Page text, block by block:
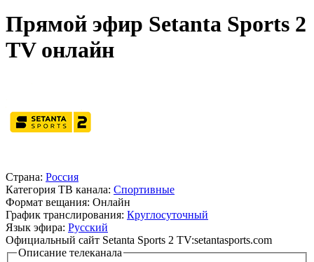
Прямой эфир Setanta Sports 2
TV онлайн
Страна: Россия
Категория ТВ канала: Спортивные
Формат вещания: Онлайн
График транслирования: Круглосуточный
Язык эфира: Русский
Официальный сайт Setanta Sports 2 TV:setantasports.com
Описание телеканала